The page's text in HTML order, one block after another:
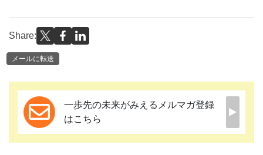
Share:
メールに転送
一歩先の未来がみえるメルマガ登録
はこちら